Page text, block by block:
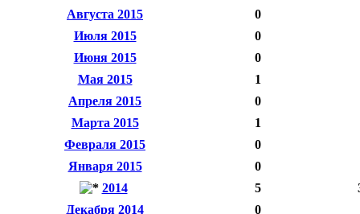
Августа 2015
0
Июля 2015
0
Июня 2015
0
Мая 2015
1
Апреля 2015
0
Марта 2015
1
Февраля 2015
0
Января 2015
0
2014
5
Декабря 2014
0